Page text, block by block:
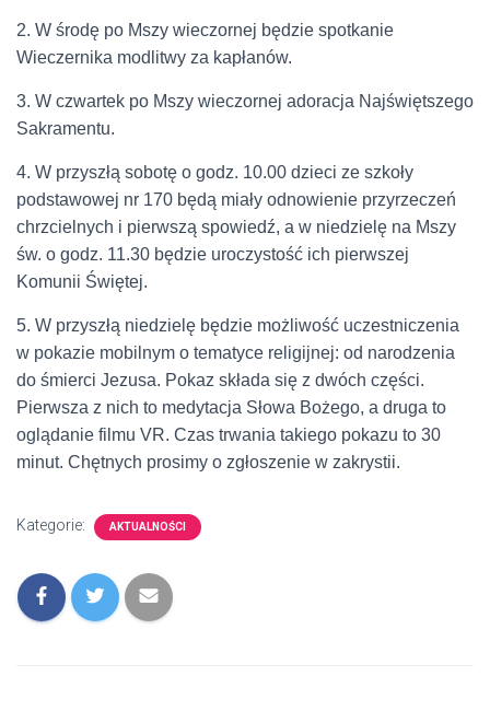
2. W środę po Mszy wieczornej będzie spotkanie
Wieczernika modlitwy za kapłanów.
3. W czwartek po Mszy wieczornej adoracja Najświętszego
Sakramentu.
4. W przyszłą sobotę o godz. 10.00 dzieci ze szkoły
podstawowej nr 170 będą miały odnowienie przyrzeczeń
chrzcielnych i pierwszą spowiedź, a w niedzielę na Mszy
św. o godz. 11.30 będzie uroczystość ich pierwszej
Komunii Świętej.
5. W przyszłą niedzielę będzie możliwość uczestniczenia
w pokazie mobilnym o tematyce religijnej: od narodzenia
do śmierci Jezusa. Pokaz składa się z dwóch części.
Pierwsza z nich to medytacja Słowa Bożego, a druga to
oglądanie filmu VR. Czas trwania takiego pokazu to 30
minut. Chętnych prosimy o zgłoszenie w zakrystii.
Kategorie: AKTUALNOŚCI